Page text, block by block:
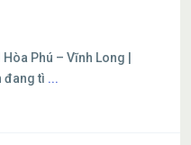
Phú – Vĩnh Long |
đang tì ...